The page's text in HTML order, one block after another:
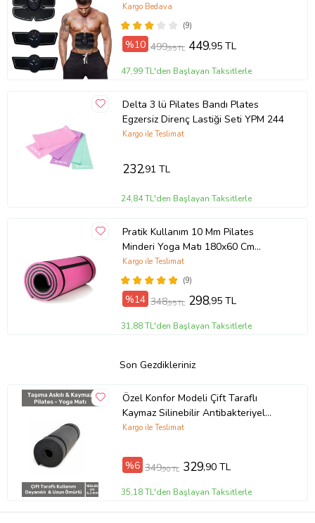
(9)
Kargo Bedava
%10 499,95 TL 449,95 TL
47,99 TL'den Başlayan Taksitlerle
Delta 3 lü Pilates Bandı Plates
Egzersiz Direnç Lastiği Seti YPM 244
Kargo ile Teslimat
232,91 TL
24,84 TL'den Başlayan Taksitlerle
Pratik Kullanım 10 Mm Pilates
Minderi Yoga Matı 180x60 Cm
Pembe
(9)
Kargo ile Teslimat
%14 348,95 TL 298,95 TL
31,88 TL'den Başlayan Taksitlerle
Son Gezdikleriniz
Özel Konfor Modeli Çift Taraflı
Kaymaz Silinebilir Antibakteriyel
Yoga Meditasyon Minderi 6,5mm Mat
Kargo ile Teslimat
%6 349,90 TL 329,90 TL
35,18 TL'den Başlayan Taksitlerle